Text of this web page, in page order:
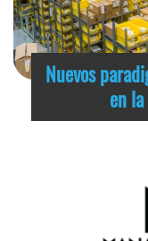
Nuevos
en